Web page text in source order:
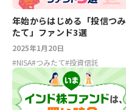
年始からはじめる「投信つみ
たて」ファンド3選
2025年1月20日
#NISA#つみたて#投資信託